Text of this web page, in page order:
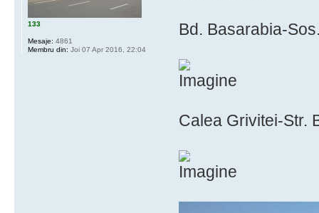
Bd. Basarabia-
Calea Grivitei-Str.
133
Mesaje: 4861
Membru din: Joi 07 Apr 2016, 22:04